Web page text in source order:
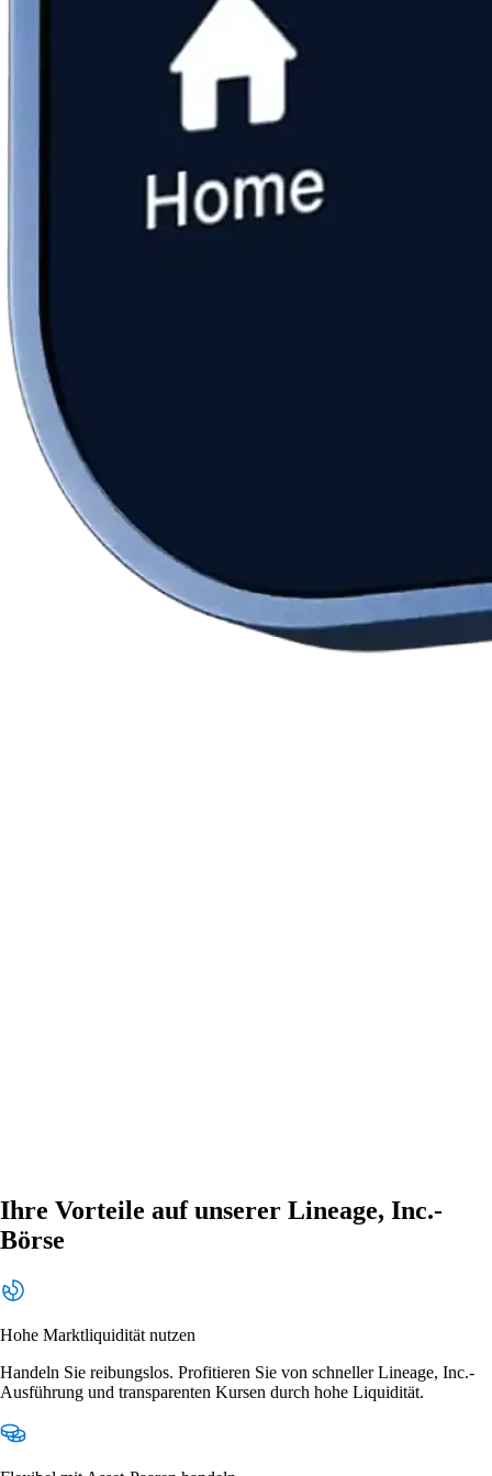
Ihre Vorteile auf unserer Lineage, Inc.-
Börse
Hohe Marktliquidität nutzen
Handeln Sie reibungslos. Profitieren Sie von schneller Lineage, Inc.-
Ausführung und transparenten Kursen durch hohe Liquidität.